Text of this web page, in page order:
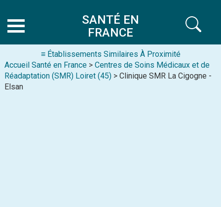
SANTÉ EN
FRANCE
≡ Établissements Similaires À Proximité
Accueil Santé en France > Centres de Soins Médicaux et de
Réadaptation (SMR) Loiret (45) > Clinique SMR La Cigogne -
Elsan